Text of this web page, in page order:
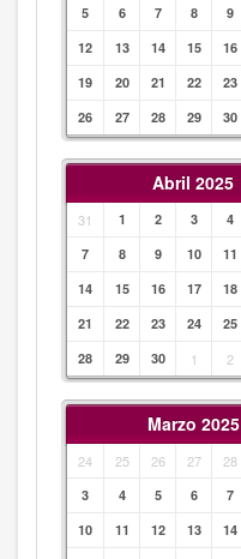
5 6 7 8 9
12
13 14 15 16
19
20 21 22 23
26
27 28 29 30
Abril 2025
31 1 2 3 4
7
8 9 10 11
14
15 16 17 18
21
22 23 24 25
28
29 30 1 2
Marzo 2025
24 25 26 27 28
3
4 5 6 7
10
11 12 13 14